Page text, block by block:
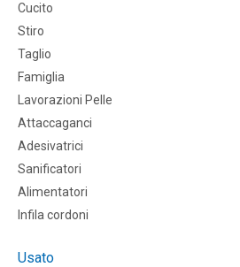
Cucito
Stiro
Taglio
Famiglia
Lavorazioni Pelle
Attaccaganci
Adesivatrici
Sanificatori
Alimentatori
Infila cordoni
Usato